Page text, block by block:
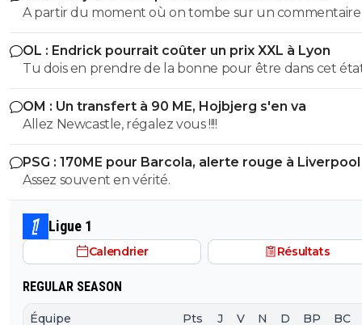
A partir du moment où on tombe sur un
Raymonde on sait qu'on tombe sur un commentaire
teubé 😂🤣🤣 PS: ce crétin prétend qu'un commentaire avec
emoji est un commentaire de teubé? C'est marrant sur
Twitter/X Obama, Musk et tout un tas de prix Nobel
énormément les emojis... Encore des teubés c'est ça?
de Raymonde va, encore une fois bâchée 😂🤣🤣
OL : Endrick pourrait coûter un prix XXL à Lyon
Tu dois en prendre de la bonne pour être dans cet
OM : Un transfert à 90 ME, Hojbjerg s'en va
Allez Newcastle, régalez vous !!!!
PSG : 170ME pour Barcola, alerte rouge à Liverpool
Assez souvent en vérité.
Ligue 1
Calendrier Résultats
REGULAR SEASON
Équipe Pts J V N D BP BC